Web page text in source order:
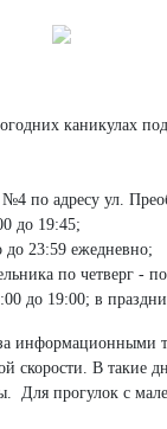
каникулах
по адресу ул.
до 19:45;
до 23:59 ежедневно;
по четверг -
до 19:00; в
информационными
скорости. В такие
прогулок с